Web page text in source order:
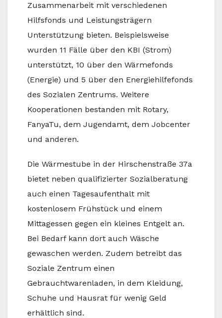
Zusammenarbeit mit verschiedenen
Hilfsfonds und Leistungsträgern
Unterstützung bieten. Beispielsweise
wurden 11 Fälle über den KBI (Strom)
unterstützt, 10 über den Wärmefonds
(Energie) und 5 über den Energiehilfefonds
des Sozialen Zentrums. Weitere
Kooperationen bestanden mit Rotary,
FanyaTu, dem Jugendamt, dem Jobcenter
und anderen.
Die Wärmestube in der Hirschenstraße 37a
bietet neben qualifizierter Sozialberatung
auch einen Tagesaufenthalt mit
kostenlosem Frühstück und einem
Mittagessen gegen ein kleines Entgelt an.
Bei Bedarf kann dort auch Wäsche
gewaschen werden. Zudem betreibt das
Soziale Zentrum einen
Gebrauchtwarenladen, in dem Kleidung,
Schuhe und Hausrat für wenig Geld
erhältlich sind.